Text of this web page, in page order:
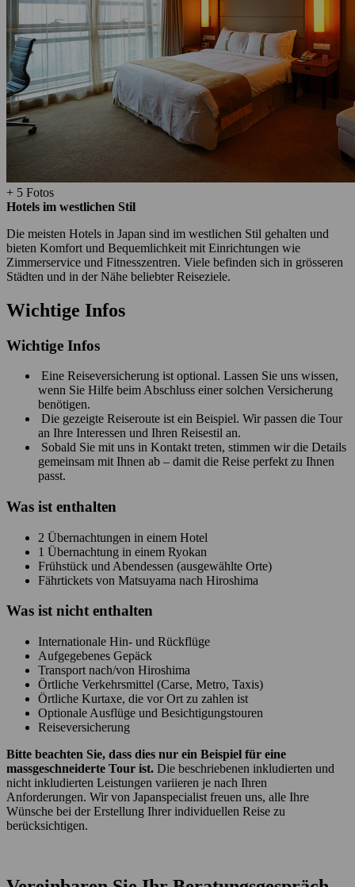
+ 5 Fotos
Hotels im westlichen Stil
Die meisten Hotels in Japan sind im westlichen Stil gehalten und
bieten Komfort und Bequemlichkeit mit Einrichtungen wie
Zimmerservice und Fitnesszentren. Viele befinden sich in grösseren
Städten und in der Nähe beliebter Reiseziele.
Wichtige Infos
Wichtige Infos
Eine Reiseversicherung ist optional. Lassen Sie uns wissen,
wenn Sie Hilfe beim Abschluss einer solchen Versicherung
benötigen.
Die gezeigte Reiseroute ist ein Beispiel. Wir passen die Tour
an Ihre Interessen und Ihren Reisestil an.
Sobald Sie mit uns in Kontakt treten, stimmen wir die Details
gemeinsam mit Ihnen ab – damit die Reise perfekt zu Ihnen
passt.
Was ist enthalten
2 Übernachtungen in einem Hotel
1 Übernachtung in einem Ryokan
Frühstück und Abendessen (ausgewählte Orte)
Fährtickets von Matsuyama nach Hiroshima
Was ist nicht enthalten
Internationale Hin- und Rückflüge
Aufgegebenes Gepäck
Transport nach/von Hiroshima
Örtliche Verkehrsmittel (Carse, Metro, Taxis)
Örtliche Kurtaxe, die vor Ort zu zahlen ist
Optionale Ausflüge und Besichtigungstouren
Reiseversicherung
Bitte beachten Sie, dass dies nur ein Beispiel für eine
massgeschneiderte Tour ist. Die beschriebenen inkludierten und
nicht inkludierten Leistungen variieren je nach Ihren
Anforderungen. Wir von Japanspecialist freuen uns, alle Ihre
Wünsche bei der Erstellung Ihrer individuellen Reise zu
berücksichtigen.